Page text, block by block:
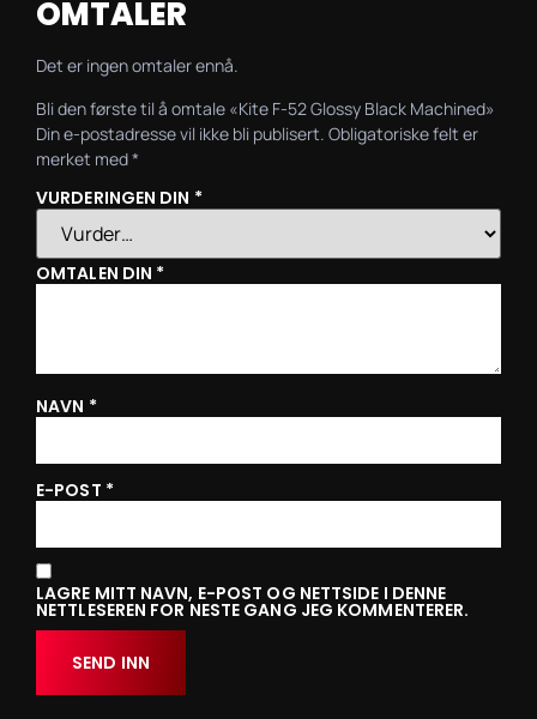
OMTALER
Det er ingen omtaler ennå.
Bli den første til å omtale «Kite F-52 Glossy Black Machined»
Din e-postadresse vil ikke bli publisert. Obligatoriske felt er
merket med*
VURDERINGEN DIN *
OMTALEN DIN *
NAVN *
E-POST *
LAGRE MITT NAVN, E-POST OG NETTSIDE I DENNE
NETTLESEREN FOR NESTE GANG JEG KOMMENTERER.